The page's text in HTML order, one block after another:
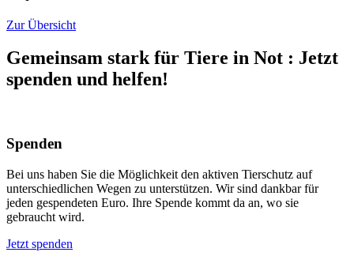
Zur Übersicht
Gemeinsam stark für Tiere in Not : Jetzt
spenden und helfen!
Spenden
Bei uns haben Sie die Möglichkeit den aktiven Tierschutz auf
unterschiedlichen Wegen zu unterstützen. Wir sind dankbar für
jeden gespendeten Euro. Ihre Spende kommt da an, wo sie
gebraucht wird.
Jetzt spenden